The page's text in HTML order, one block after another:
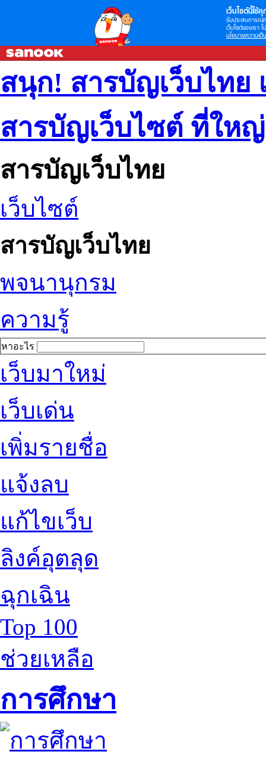
เว็บไซต์นี้ใช้คุ
รับประสบการณ์
เว็บไซต์ของเรา
นโยบายความเป็
สนุก! สารบัญเว็บไทย
สารบัญเว็บไซต์ ที่ให
สารบัญเว็บไทย
เว็บไซต์
สารบัญเว็บไทย
พจนานุกรม
ความรู้
หาอะไร
เว็บมาใหม่
เว็บเด่น
เพิ่มรายชื่อ
แจ้งลบ
แก้ไขเว็บ
ลิงค์อุตลุด
ฉุกเฉิน
Top 100
ช่วยเหลือ
การศึกษา